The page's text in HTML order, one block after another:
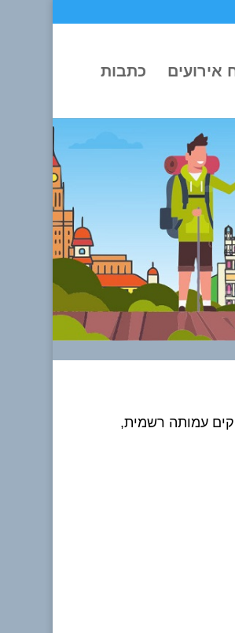
אירועים כתבות
עמותה רשמית,